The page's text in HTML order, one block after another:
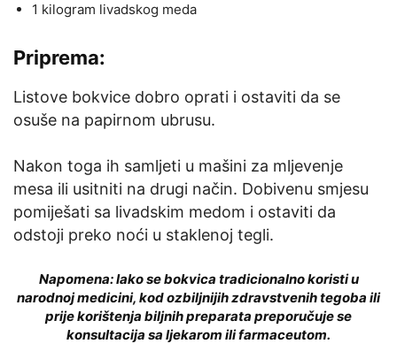
1 kilogram livadskog meda
Priprema:
Listove bokvice dobro oprati i ostaviti da se
osuše na papirnom ubrusu.
Nakon toga ih samljeti u mašini za mljevenje
mesa ili usitniti na drugi način. Dobivenu smjesu
pomiješati sa livadskim medom i ostaviti da
odstoji preko noći u staklenoj tegli.
Napomena: Iako se bokvica tradicionalno koristi u
narodnoj medicini, kod ozbiljnijih zdravstvenih tegoba ili
prije korištenja biljnih preparata preporučuje se
konsultacija sa ljekarom ili farmaceutom.